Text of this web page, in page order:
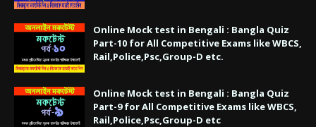
Online Mock test in Bengali : Bangla Quiz
Part-10 for All Competitive Exams like WBCS,
Rail,Police,Psc,Group-D etc.
Online Mock test in Bengali : Bangla Quiz
Part-9 for All Competitive Exams like WBCS,
Rail,Police,Psc,Group-D etc